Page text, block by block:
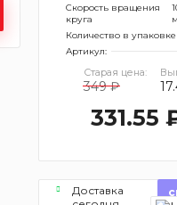
Скорость вращения
круга
Количество в упаковке
Артикул:
Старая цена:
349 ₽
331.55
Доставка